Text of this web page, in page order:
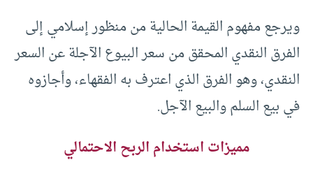
ويرجع مفهوم القيمة الحالية من منظور إسلامي إلى
الفرق النقدي المحقق من سعر البيوع الآجلة عن السعر
النقدي، وهو الفرق الذي اعترف به الفقهاء، وأجازوه
في بيع السلم والبيع الآجل.
مميزات استخدام الربح الاحتمالي